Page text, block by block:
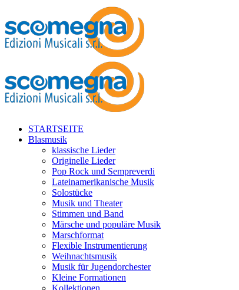
STARTSEITE
Blasmusik
klassische Lieder
Originelle Lieder
Pop Rock und Sempreverdi
Lateinamerikanische Musik
Solostücke
Musik und Theater
Stimmen und Band
Märsche und populäre Musik
Marschformat
Flexible Instrumentierung
Weihnachtsmusik
Musik für Jugendorchester
Kleine Formationen
Kollektionen